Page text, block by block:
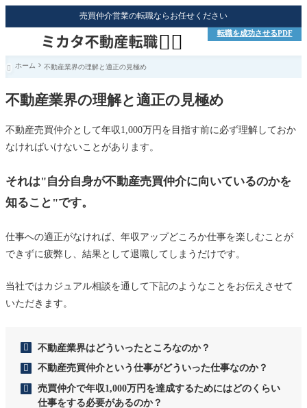
売買仲介営業の転職ならお任せください
 転職を成功させるPDF
 ホーム 不動産業界の理解と適正の見極め
不動産業界の理解と適正の見極め
不動産売買仲介として年収1,000万円を目指す前に必ず理解しておか
なければいけないことがあります。
それは"自分自身が不動産売買仲介に向いているのかを
知ること"です。
仕事への適正がなければ、年収アップどころか仕事を楽しむことが
できずに疲弊し、結果として退職してしまうだけです。
当社ではカジュアル相談を通して下記のようなことをお伝えさせて
いただきます。
不動産業界はどういったところなのか？
不動産売買仲介という仕事がどういった仕事なのか？
売買仲介で年収1,000万円を達成するためにはどのくらい
仕事をする必要があるのか？